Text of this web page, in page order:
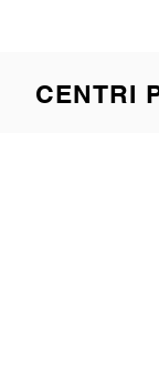
CENTRI